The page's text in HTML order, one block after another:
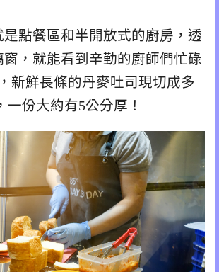
點餐區和半開放式的廚房，透
，就能看到辛勤的廚師們忙碌
新鮮長條的丹麥吐司現切成多
一份大約有5公分厚！